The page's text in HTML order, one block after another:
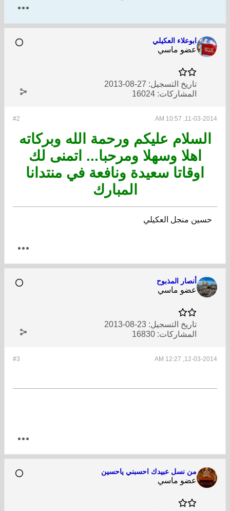
ابوعلاء العكيلي
عضو ماسي
تاريخ التسجيل: 27-08-2013
المشاركات: 16024
#2 11-03-2014, 10:57 AM
السلام عليكم ورحمة الله وبركاته
اهلا وسهلا ومرحبا... اتمنى لك
اوقاتا سعيدة ونافعة في منتدانا
المبارك
حسين منجل العكيلي
أنصار المذبوح
عضو ماسي
تاريخ التسجيل: 23-08-2013
المشاركات: 16830
#3 12-03-2014, 12:27 AM
من نسل عبيدك احسبني ياحسين
عضو ماسي